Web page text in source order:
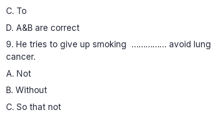
C. To
D. A&B are correct
9. He tries to give up smoking …………… avoid lung
cancer.
A. Not
B. Without
C. So that not